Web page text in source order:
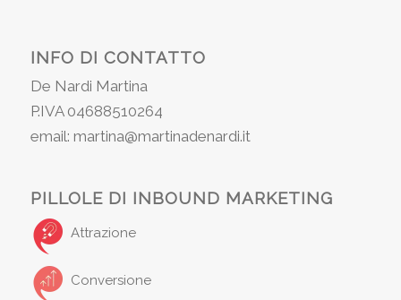
INFO DI CONTATTO
De Nardi Martina
P.IVA 04688510264
email: martina@martinadenardi.it
PILLOLE DI INBOUND MARKETING
Attrazione
Conversione